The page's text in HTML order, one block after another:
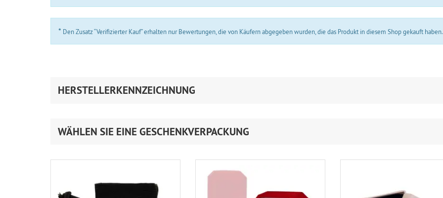
* Den Zusatz “Verifizierter Kauf” erhalten nur Bewertungen, die von Käufern abgegeben wurden, die das Produkt in diesem Shop gekauft haben.
HERSTELLERKENNZEICHNUNG
WÄHLEN SIE EINE GESCHENKVERPACKUNG